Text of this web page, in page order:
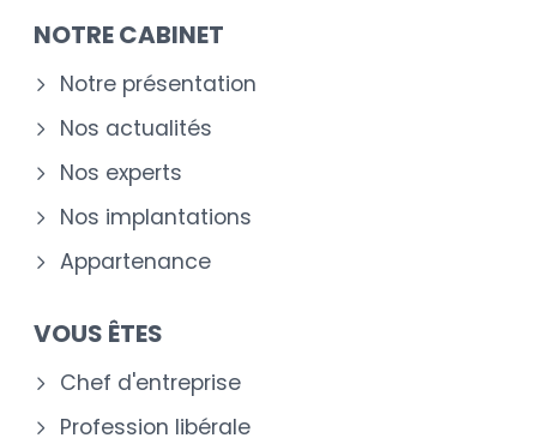
NOTRE CABINET
Notre présentation
Nos actualités
Nos experts
Nos implantations
Appartenance
VOUS ÊTES
Chef d'entreprise
Profession libérale